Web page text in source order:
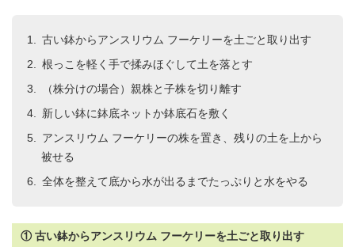
古い鉢からアンスリウム フーケリーを土ごと取り出す
根っこを軽く手で揉みほぐして土を落とす
（株分けの場合）親株と子株を切り離す
新しい鉢に鉢底ネットか鉢底石を敷く
アンスリウム フーケリーの株を置き、残りの土を上から
被せる
全体を整えて底から水が出るまでたっぷりと水をやる
① 古い鉢からアンスリウム フーケリーを土ごと取り出す